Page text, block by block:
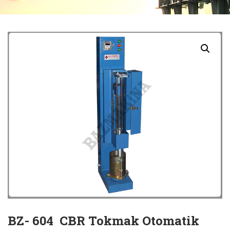
BZ- 604 CBR Tokmak Otomatik